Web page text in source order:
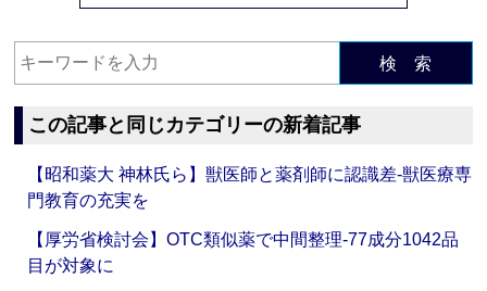
検 索
この記事と同じカテゴリーの新着記事
【昭和薬大 神林氏ら】獣医師と薬剤師に認識差‐獣医療専
門教育の充実を
【厚労省検討会】OTC類似薬で中間整理‐77成分1042品
目が対象に